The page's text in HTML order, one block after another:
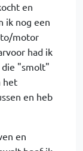
en
ik nog een
motor
had ik
die "smolt"
het
en heb
en